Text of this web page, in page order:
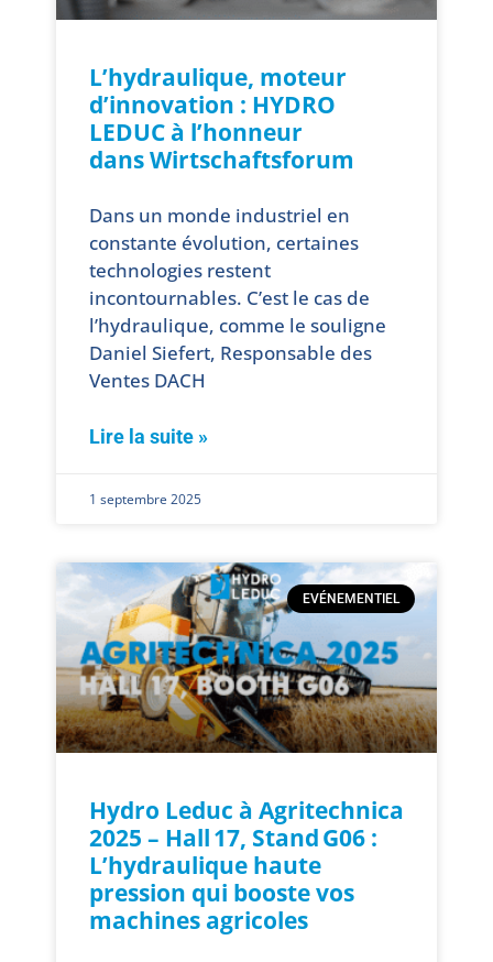
L’hydraulique, moteur
d’innovation : HYDRO
LEDUC à l’honneur
dans Wirtschaftsforum
Dans un monde industriel en
constante évolution, certaines
technologies restent
incontournables. C’est le cas de
l’hydraulique, comme le souligne
Daniel Siefert, Responsable des
Ventes DACH
Lire la suite »
1 septembre 2025
EVÉNEMENTIEL
Hydro Leduc à Agritechnica
2025 – Hall 17, Stand G06 :
L’hydraulique haute
pression qui booste vos
machines agricoles